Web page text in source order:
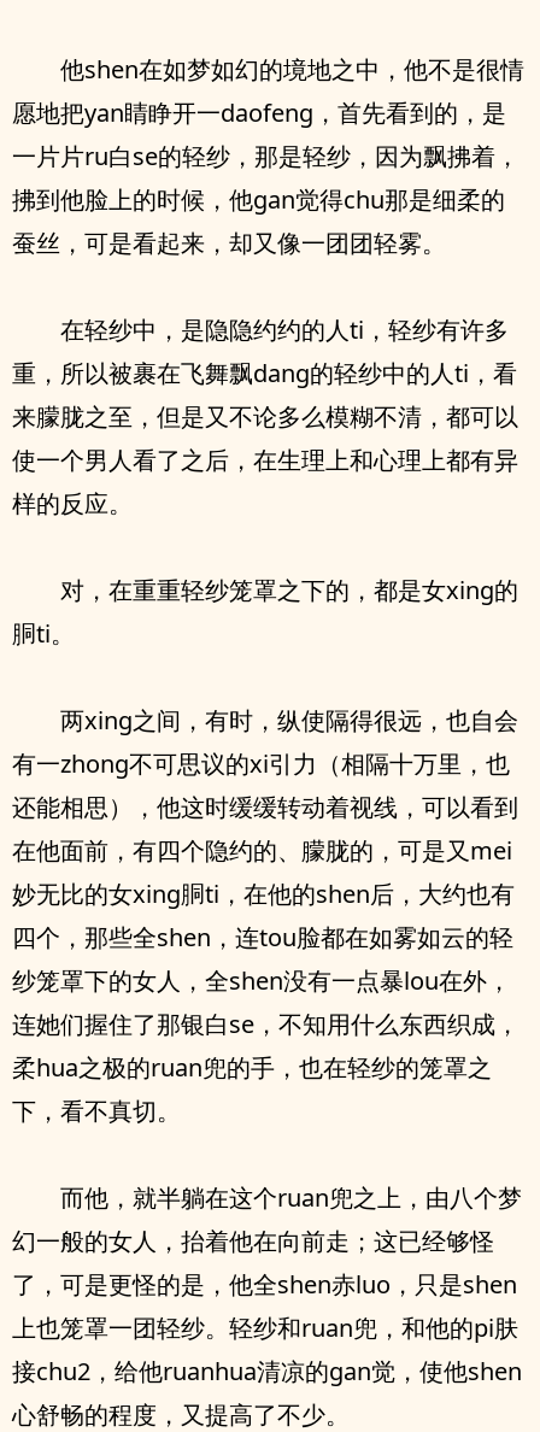
他shen在如梦如幻的境地之中，他不是很情
愿地把yan睛睁开一daofeng，首先看到的，是
一片片ru白se的轻纱，那是轻纱，因为飘拂着，
拂到他脸上的时候，他gan觉得chu那是细柔的
蚕丝，可是看起来，却又像一团团轻雾。
在轻纱中，是隐隐约约的人ti，轻纱有许多
重，所以被裹在飞舞飘dang的轻纱中的人ti，看
来朦胧之至，但是又不论多么模糊不清，都可以
使一个男人看了之后，在生理上和心理上都有异
样的反应。
对，在重重轻纱笼罩之下的，都是女xing的
胴ti。
两xing之间，有时，纵使隔得很远，也自会
有一zhong不可思议的xi引力（相隔十万里，也
还能相思），他这时缓缓转动着视线，可以看到
在他面前，有四个隐约的、朦胧的，可是又mei
妙无比的女xing胴ti，在他的shen后，大约也有
四个，那些全shen，连tou脸都在如雾如云的轻
纱笼罩下的女人，全shen没有一点暴lou在外，
连她们握住了那银白se，不知用什么东西织成，
柔hua之极的ruan兜的手，也在轻纱的笼罩之
下，看不真切。
而他，就半躺在这个ruan兜之上，由八个梦
幻一般的女人，抬着他在向前走；这已经够怪
了，可是更怪的是，他全shen赤luo，只是shen
上也笼罩一团轻纱。轻纱和ruan兜，和他的pi肤
接chu2，给他ruanhua清凉的gan觉，使他shen
心舒畅的程度，又提高了不少。